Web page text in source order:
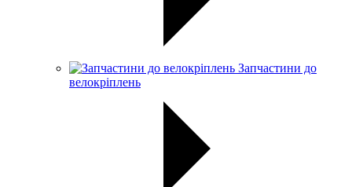
Запчастини до
велокріплень